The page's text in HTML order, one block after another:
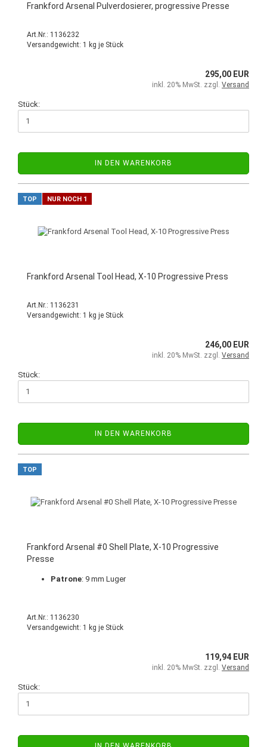
Frankford Arsenal Pulverdosierer, progressive Presse
Art.Nr.: 1136232
Versandgewicht: 1 kg je Stück
295,00 EUR
inkl. 20% MwSt. zzgl. Versand
Stück:
IN DEN WARENKORB
TOP NUR NOCH 1
Frankford Arsenal Tool Head, X-10 Progressive Press
Art.Nr.: 1136231
Versandgewicht: 1 kg je Stück
246,00 EUR
inkl. 20% MwSt. zzgl. Versand
Stück:
IN DEN WARENKORB
TOP
Frankford Arsenal #0 Shell Plate, X-10 Progressive
Presse
Patrone: 9 mm Luger
Art.Nr.: 1136230
Versandgewicht: 1 kg je Stück
119,94 EUR
inkl. 20% MwSt. zzgl. Versand
Stück: